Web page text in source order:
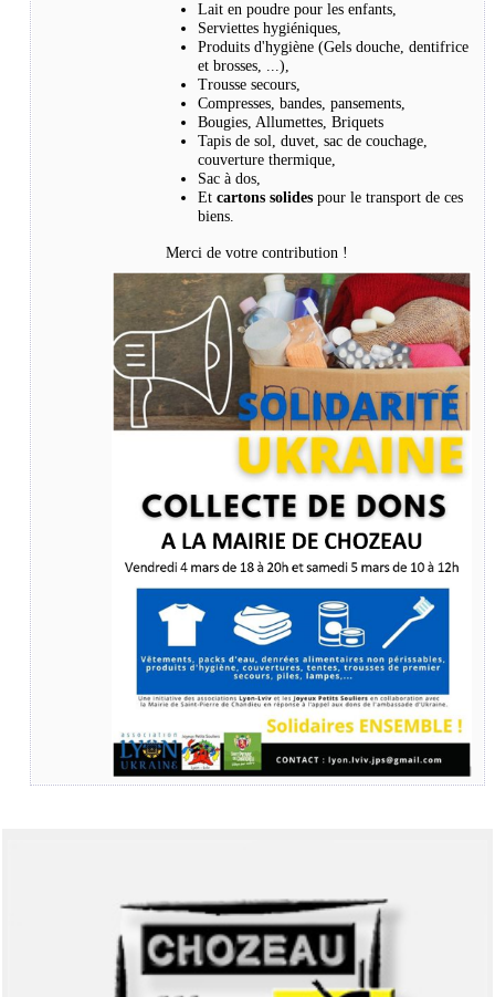
Lait en poudre pour les enfants,
Serviettes hygiéniques,
Produits d'hygiène (Gels douche, dentifrice
et brosses, ...),
Trousse secours,
Compresses, bandes, pansements,
Bougies, Allumettes, Briquets
Tapis de sol, duvet, sac de couchage,
couverture thermique,
Sac à dos,
Et cartons solides pour le transport de ces
biens.
Merci de votre contribution !